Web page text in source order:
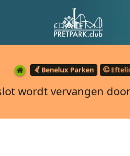
Benelux Parken
wordt vervangen